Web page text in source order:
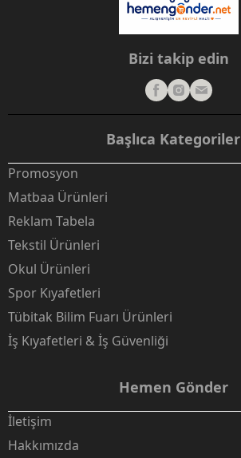
Bizi takip edin
Başlıca Kategoriler
Promosyon
Matbaa Ürünleri
Reklam Tabela
Tekstil Ürünleri
Okul Ürünleri
Spor Kıyafetleri
Tübitak Bilim Fuarı Ürünleri
İş Kıyafetleri & İş Güvenliği
Hemen Gönder
İletişim
Hakkımızda